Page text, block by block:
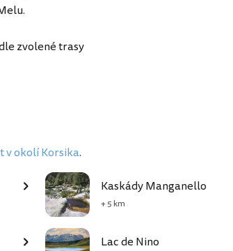
zvolené trasy
v okolí Korsika.
Kaskády Manganello
+ 5 km
Lac de Nino